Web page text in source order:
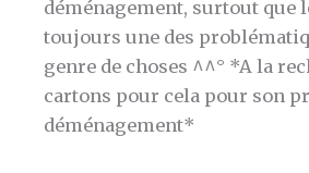
déménagement, surtout que
toujours une des
genre de choses ^^° *A la
cartons pour cela pour son
déménagement*